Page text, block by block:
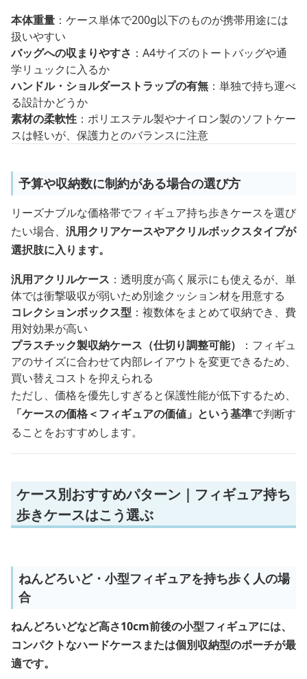
本体重量 ：ケース単体で200g以下のものが携帯用途には
扱いやすい
バッグへの収まりやすさ ：A4サイズのトートバッグや通
学リュックに入るか
ハンドル・ショルダーストラップの有無 ：単独で持ち運べ
る設計かどうか
素材の柔軟性 ：ポリエステル製やナイロン製のソフトケー
スは軽いが、保護力とのバランスに注意
予算や収納数に制約がある場合の選び方
リーズナブルな価格帯でフィギュア持ち歩きケースを選び
たい場合、 汎用クリアケースやアクリルボックスタイプが
選択肢に入ります。
汎用アクリルケース ：透明度が高く展示にも使えるが、単
体では衝撃吸収が弱いため別途クッション材を用意する
コレクションボックス型 ：複数体をまとめて収納でき、費
用対効果が高い
プラスチック製収納ケース（仕切り調整可能）
：フィギュ
アのサイズに合わせて内部レイアウトを変更できるため、
買い替えコストを抑えられる
ただし、価格を優先しすぎると保護性能が低下するため、
「ケースの価格＜フィギュアの価値」という基準で判断す
ることをおすすめします。
ケース別おすすめパターン｜フィギュア持ち
歩きケースはこう選ぶ
ねんどろいど・小型フィギュアを持ち歩く人の場
合
ねんどろいどなど高さ10cm前後の小型フィギュアには、
コンパクトなハードケースまたは個別収納型のポーチが最
適です。